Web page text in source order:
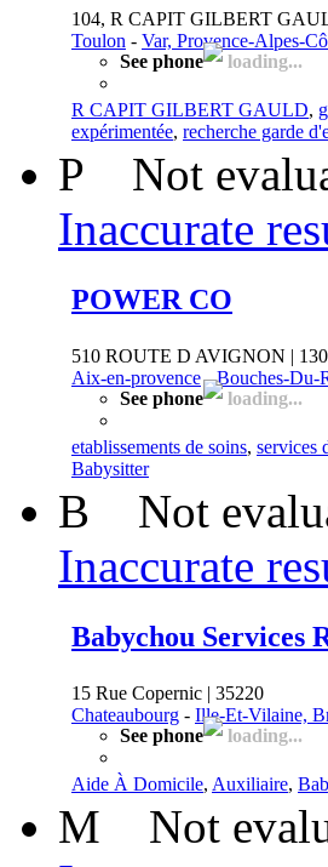
104, R CAPIT GILBERT
Toulon - Var, Provence-Alpes-
See phone
loading...
R CAPIT GILBERT GAULD,
expérimentée, recherche garde
P Not
Inaccurate
POWER CO
510 ROUTE D AVIGNON |
Aix-en-provence-Bouches-Du-
See phone
loading...
etablissements de soins, services
Babysitter
B Not
Inaccurate
Babychou Services
15 Rue Copernic | 35220
Chateaubourg - Ille-Et-Vilaine,
See phone
loading...
Aide À Domicile, Auxiliaire,
M Not